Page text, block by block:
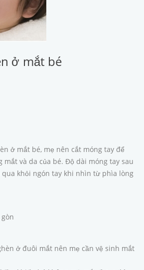
ở mắt bé
ở mắt bé, mẹ nên cắt móng tay để
mắt và da của bé. Độ dài móng tay sau
khỏi ngón tay khi nhìn từ phìa lòng
ở đuôi mắt nên mẹ cần vệ sinh mắt